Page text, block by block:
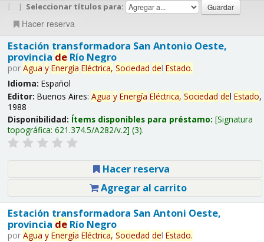
| | Seleccionar títulos para:
Hacer reserva
Estación transformadora San Antonio Oeste,
provincia deRío Negro
por Agua y Energía Eléctrica, Sociedad del Estado.
Idioma: Español
Editor: Buenos Aires: Agua y Energía Eléctrica, Sociedad del Estado,
1988
Disponibilidad: Ítems disponibles para préstamo: Signatura
topográfica: 621.374.5/A282/v.2 (3).
Hacer reserva
Agregar al carrito
Estación transformadora San Antoni Oeste,
provincia deRío Negro
por Agua y Energía Eléctrica, Sociedad del Estado.